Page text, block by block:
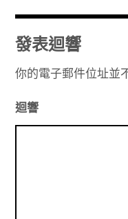
章
導
覽
發表迴響
你的電子郵件位址並
迴響